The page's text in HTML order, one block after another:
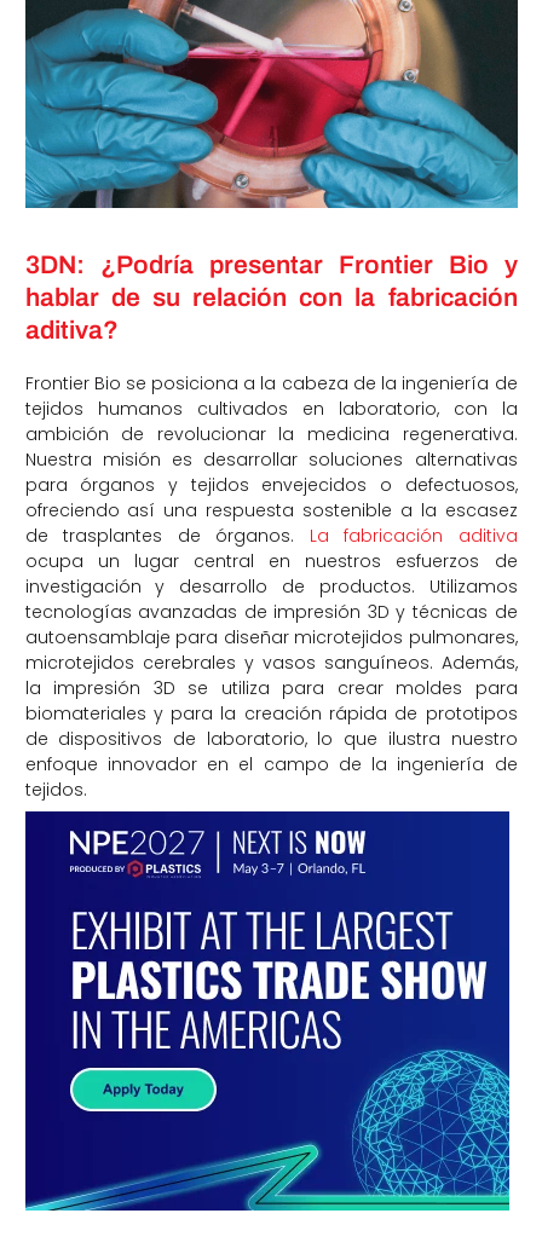
3DN: ¿Podría presentar Frontier Bio y
hablar de su relación con la fabricación
aditiva?
Frontier Bio se posiciona a la cabeza de la ingeniería de
tejidos humanos cultivados en laboratorio, con la
ambición de revolucionar la medicina regenerativa.
Nuestra misión es desarrollar soluciones alternativas
para órganos y tejidos envejecidos o defectuosos,
ofreciendo así una respuesta sostenible a la escasez
de trasplantes de órganos. La fabricación aditiva
ocupa un lugar central en nuestros esfuerzos de
investigación y desarrollo de productos. Utilizamos
tecnologías avanzadas de impresión 3D y técnicas de
autoensamblaje para diseñar microtejidos pulmonares,
microtejidos cerebrales y vasos sanguíneos. Además,
la impresión 3D se utiliza para crear moldes para
biomateriales y para la creación rápida de prototipos
de dispositivos de laboratorio, lo que ilustra nuestro
enfoque innovador en el campo de la ingeniería de
tejidos.